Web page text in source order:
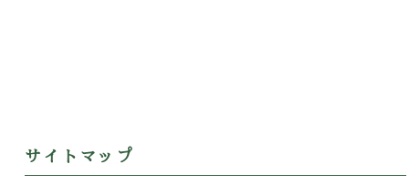
サイトマップ